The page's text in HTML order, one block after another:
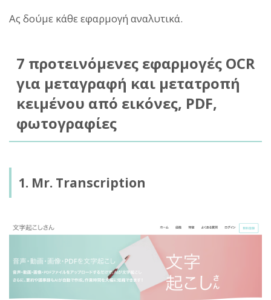
Ας δούμε κάθε εφαρμογή αναλυτικά.
7 προτεινόμενες εφαρμογές OCR
για μεταγραφή και μετατροπή
κειμένου από εικόνες, PDF,
φωτογραφίες
1. Mr. Transcription